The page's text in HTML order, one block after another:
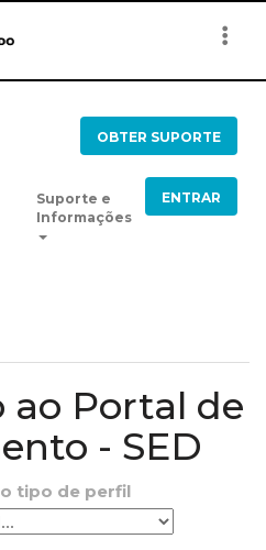
OBTER SUPORTE
Suporte e
Informações
ENTRAR
ao Portal de
- SED
tipo de perfil